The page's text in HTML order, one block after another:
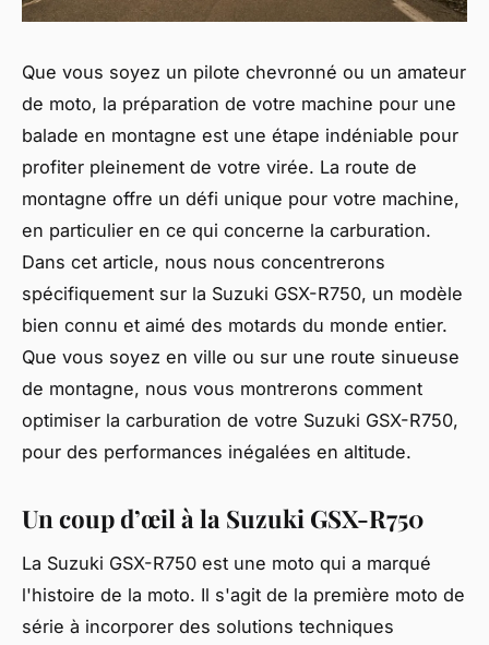
Que vous soyez un pilote chevronné ou un amateur
de moto, la préparation de votre machine pour une
balade en montagne est une étape indéniable pour
profiter pleinement de votre virée. La route de
montagne offre un défi unique pour votre machine,
en particulier en ce qui concerne la carburation.
Dans cet article, nous nous concentrerons
spécifiquement sur la Suzuki GSX-R750, un modèle
bien connu et aimé des motards du monde entier.
Que vous soyez en ville ou sur une route sinueuse
de montagne, nous vous montrerons comment
optimiser la carburation de votre Suzuki GSX-R750,
pour des performances inégalées en altitude.
Un coup d’œil à la Suzuki GSX-R750
La Suzuki GSX-R750 est une moto qui a marqué
l'histoire de la moto. Il s'agit de la première moto de
série à incorporer des solutions techniques